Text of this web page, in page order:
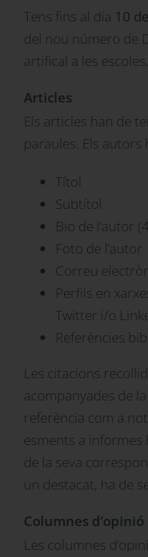
Tens fins al dia 10
del nou número de
artifical a les escoles.
Articles
Els articles han de
paraules. Els autors
Títol
Subtítol
Bio de l’autor
Foto de l’autor
Correu
Perfils en
Twitter i/o
Referències
Les citacions
acompanyades de
referència com a
esments a informes
de la seva
un destacat, ha de
Columnes d’opinió
Les columnes